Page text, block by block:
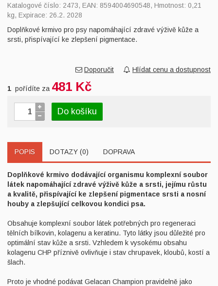
Katalogové číslo: 2473, EAN: 8594004690548, Hmotnost: 0,21
kg, Expirace: 26.2. 2028
Doplňkové krmivo pro psy napomáhající zdravé výživě kůže a
srsti, přispívající ke zlepšení pigmentace.
Doporučit Hlídat cenu a dostupnost
1 pořídíte za 481 Kč
Do košíku
POPIS DOTAZY (0) DOPRAVA
Doplňkové krmivo dodávající organismu komplexní soubor
látek napomáhající zdravé výživě kůže a srsti, jejímu růstu
a kvalitě, přispívající ke zlepšení pigmentace srsti a nosní
houby a zlepšující celkovou kondici psa.
Obsahuje komplexní soubor látek potřebných pro regeneraci
tělních bílkovin, kolagenu a keratinu. Tyto látky jsou důležité pro
optimální stav kůže a srsti. Vzhledem k vysokému obsahu
kolagenu CHP příznivě ovlivňuje i stav chrupavek, kloubů, kostí a
šlach.
Proto je vhodné podávat Gelacan Champion pravidelně jako